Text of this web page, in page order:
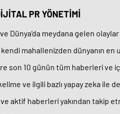
PR YÖNETİMİ
Dünya’da meydana gelen
mahallenizden dünyanın en
son 10 günün tüm haberleri ve
ve ilgili bazlı yapay zeka ile
aktif haberleri yakından takip